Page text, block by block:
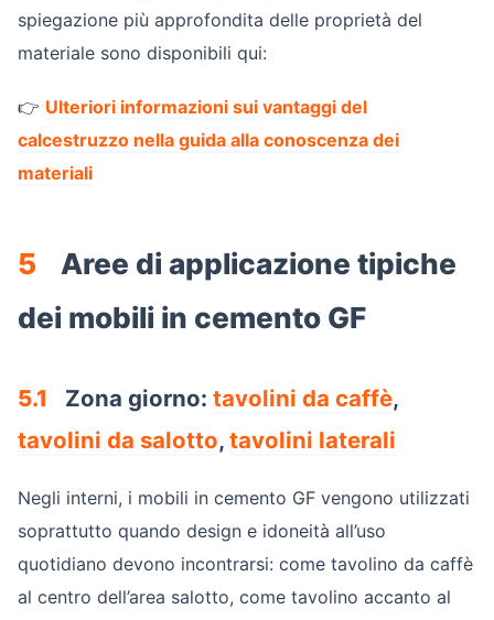
spiegazione più approfondita delle proprietà del
materiale sono disponibili qui:
👉 Ulteriori informazioni sui vantaggi del
calcestruzzo nella guida alla conoscenza dei
materiali
5
Aree di applicazione tipiche
dei mobili in cemento GF
5.1 Zona giorno:tavolini da caffè,
tavolini da salotto, tavolini laterali
Negli interni, i mobili in cemento GF vengono utilizzati
soprattutto quando design e idoneità all’uso
quotidiano devono incontrarsi: come tavolino da caffè
al centro dell’area salotto, come tavolino accanto al